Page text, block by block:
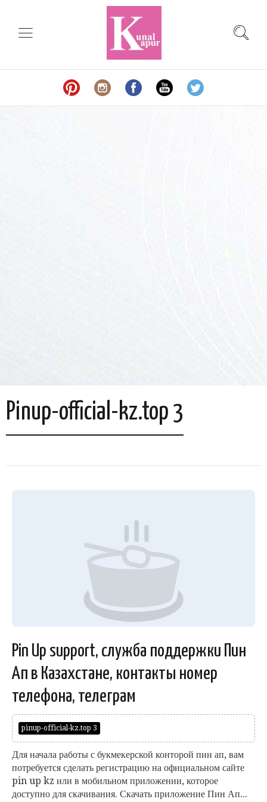
Pinup-official-kz.top 3
Pin Up support, служба поддержки Пин
Ап в Казахстане, контакты номер
телефона, телеграм
pinup-official-kz.top 3
Для начала работы с букмекерской конторой пин ап, вам
потребуется сделать регистрацию на официальном сайте
pin up kz или в мобильном приложении, которое
доступно для скачивания. Скачать приложение Пин Ап...